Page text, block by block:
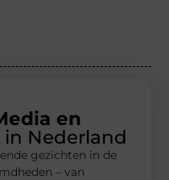
en
in Nederland
gezichten in de
– van